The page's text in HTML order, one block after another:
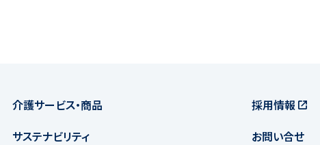
介護サービス・商品
サステナビリティ
採用情報
お問い合せ